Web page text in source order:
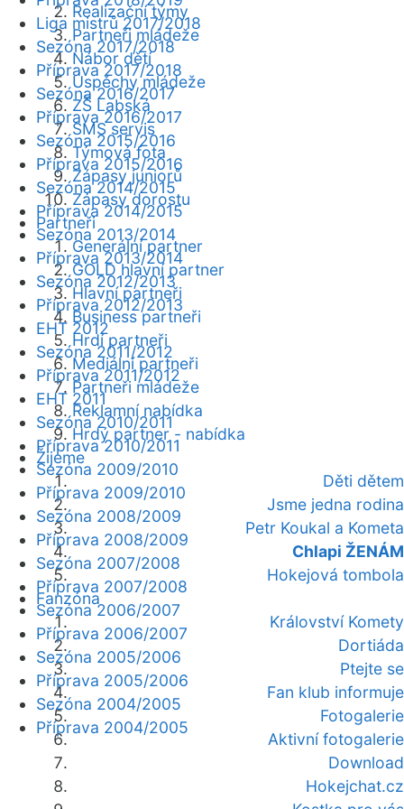
Realizační týmy
Partneři mládeže
Nábor dětí
Úspěchy mládeže
ZŠ Labská
SMS servis
Týmová fota
Zápasy juniorů
Zápasy dorostu
Partneři
Generální partner
GOLD hlavní partner
Hlavní partneři
Business partneři
Hrdí partneři
Mediální partneři
Partneři mládeže
Reklamní nabídka
Hrdý partner - nabídka
Žijeme
Děti dětem
Jsme jedna rodina
Petr Koukal a Kometa
Chlapi ŽENÁM
Hokejová tombola
Fanzóna
Království Komety
Dortiáda
Ptejte se
Fan klub informuje
Fotogalerie
Aktivní fotogalerie
Download
Hokejchat.cz
Liga mistrů 2017/2018
Sezóna 2017/2018
Příprava 2017/2018
Sezóna 2016/2017
Příprava 2016/2017
Sezóna 2015/2016
Příprava 2015/2016
Sezóna 2014/2015
Příprava 2014/2015
Sezóna 2013/2014
Příprava 2013/2014
Sezóna 2012/2013
Příprava 2012/2013
EHT 2012
Sezóna 2011/2012
Příprava 2011/2012
EHT 2011
Sezóna 2010/2011
Příprava 2010/2011
Sezóna 2009/2010
Příprava 2009/2010
Sezóna 2008/2009
Příprava 2008/2009
Sezóna 2007/2008
Příprava 2007/2008
Sezóna 2006/2007
Příprava 2006/2007
Sezóna 2005/2006
Příprava 2005/2006
Sezóna 2004/2005
Příprava 2004/2005